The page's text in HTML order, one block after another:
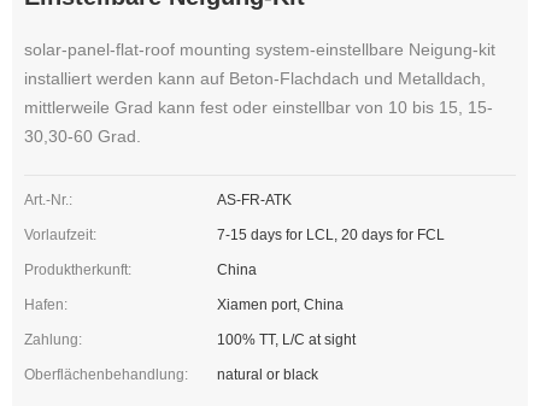
solar-panel-flat-roof mounting system-einstellbare Neigung-kit
installiert werden kann auf Beton-Flachdach und Metalldach,
mittlerweile Grad kann fest oder einstellbar von 10 bis 15, 15-
30,30-60 Grad.
Art.-Nr.: AS-FR-ATK
Vorlaufzeit: 7-15 days for LCL, 20 days for FCL
Produktherkunft: China
Hafen: Xiamen port, China
Zahlung: 100% TT, L/C at sight
Oberflächenbehandlung: natural or black